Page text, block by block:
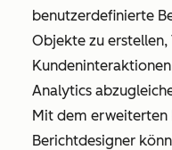
benutzerdefinierte
Objekte zu erstellen,
Analytics
Mit dem
Berichtdesigner